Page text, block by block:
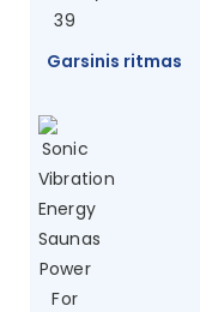
Garsinis ritmas